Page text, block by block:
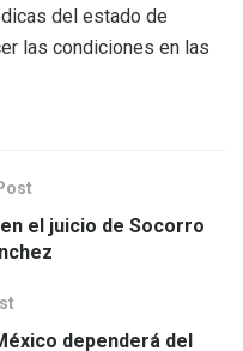
del estado de
las condiciones en las
el juicio de Socorro
dependerá del